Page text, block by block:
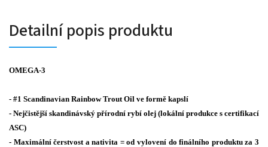
Detailní popis produktu
OMEGA-3
- #1 Scandinavian Rainbow Trout Oil ve formě kapslí
- Nejčistější skandinávský přírodní rybí olej (lokální produkce s certifikací
ASC)
- Maximální čerstvost a nativita = od vylovení do finálního produktu za 3